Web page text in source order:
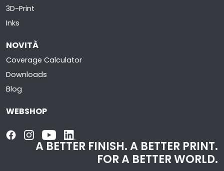
3D-Print
Inks
NOVITÀ
Coverage Calculator
Downloads
Blog
WEBSHOP
A BETTER FINISH.A BETTER PRINT.
FOR A BETTER WORLD.